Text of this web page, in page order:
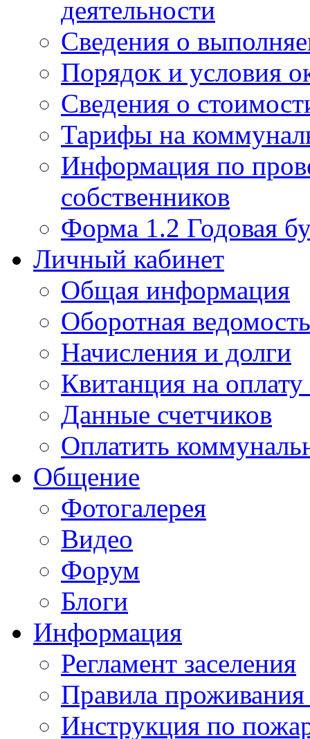
деятельности
Сведения о
Порядок и условия
Сведения о
Тарифы на
Информация по
собственников
Форма 1.2 Годовая
Личный кабинет
Общая информация
Оборотная ведомость
Начисления и долги
Квитанция на
Данные счетчиков
Оплатить
Общение
Фотогалерея
Видео
Форум
Блоги
Информация
Регламент заселения
Правила
Инструкция по